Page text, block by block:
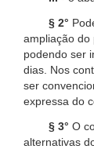
§ 2°
ampliação do
podendo ser
dias. Nos
ser
expressa do
§ 3° O
alternativas